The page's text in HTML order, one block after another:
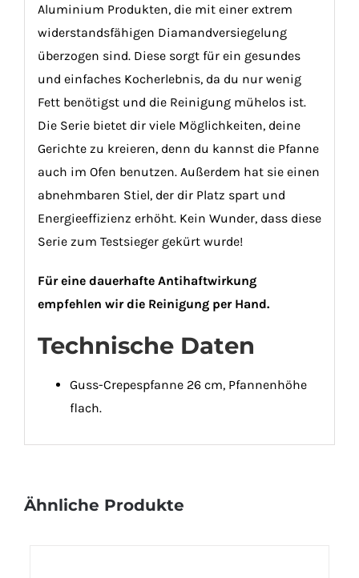
Aluminium Produkten, die mit einer extrem
widerstandsfähigen Diamandversiegelung
überzogen sind. Diese sorgt für ein gesundes
und einfaches Kocherlebnis, da du nur wenig
Fett benötigst und die Reinigung mühelos ist.
Die Serie bietet dir viele Möglichkeiten, deine
Gerichte zu kreieren, denn du kannst die Pfanne
auch im Ofen benutzen. Außerdem hat sie einen
abnehmbaren Stiel, der dir Platz spart und
Energieeffizienz erhöht. Kein Wunder, dass diese
Serie zum Testsieger gekürt wurde!
Für eine dauerhafte Antihaftwirkung
empfehlen wir die Reinigung per Hand.
Technische Daten
Guss-Crepespfanne 26 cm, Pfannenhöhe
flach.
Ähnliche Produkte